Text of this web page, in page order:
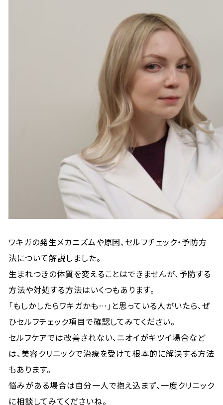
ワキガの発生メカニズムや原因、セルフチェック・予防方
法について解説しました。
生まれつきの体質を変えることはできませんが、予防する
方法や対処する方法はいくつもあります。
「もしかしたらワキガかも…」と思っている人がいたら、ぜ
ひセルフチェック項目で確認してみてください。
セルフケアでは改善されない、ニオイがキツイ場合など
は、美容クリニックで治療を受けて根本的に解決する方法
もあります。
悩みがある場合は自分一人で抱え込まず、一度クリニック
に相談してみてくださいね。